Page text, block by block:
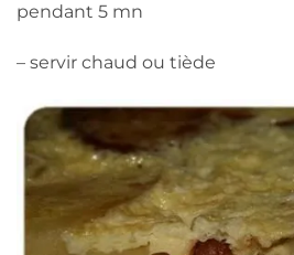
pendant 5 mn
– servir chaud ou tiède